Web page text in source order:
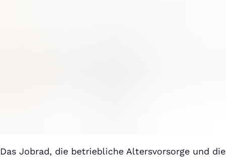
Das Jobrad, die betriebliche Altersvorsorge und die